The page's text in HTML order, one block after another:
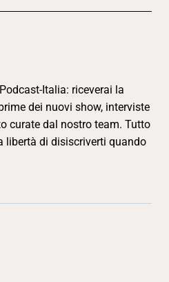
Italia: riceverai la
dei nuovi show, interviste
curate dal nostro team. Tutto
libertà di disiscriverti quando